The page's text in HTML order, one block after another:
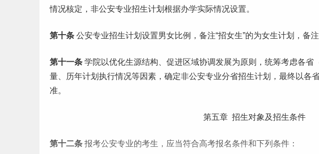
情况核定，非公安专业招生计划根据办学实际情况设置。
第十条 公安专业招生计划设置男女比例，备注“招女生”的为女生计划，备注
第十一条 学院以优化生源结构、促进区域协调发展为原则，统筹考虑各省
量、历年计划执行情况等因素，确定非公安专业分省招生计划，最终以各
准。
第五章 招生对象及招生条件
第十二条 报考公安专业的考生，应当符合高考报名条件和下列条件：